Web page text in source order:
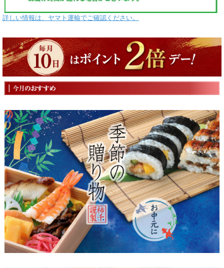
詳しい情報は、ヤマト運輸でご確認ください。